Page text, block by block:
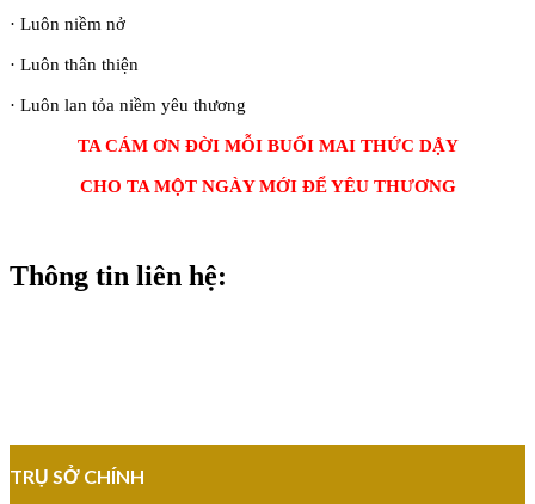
· Luôn niềm nở
· Luôn thân thiện
· Luôn lan tỏa niềm yêu thương
TA CÁM ƠN ĐỜI MỖI BUỔI MAI THỨC DẬY
CHO TA MỘT NGÀY MỚI ĐỂ YÊU THƯƠNG
Thông tin liên hệ:
TRỤ SỞ CHÍNH